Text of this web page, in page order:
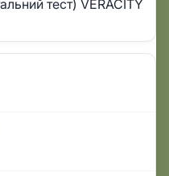
тест) VERACITY